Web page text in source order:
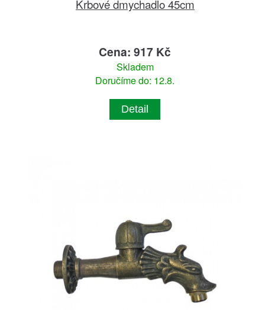
Krbové dmychadlo 45cm
Cena: 917 Kč
Skladem
Doručíme do: 12.8.
Detail